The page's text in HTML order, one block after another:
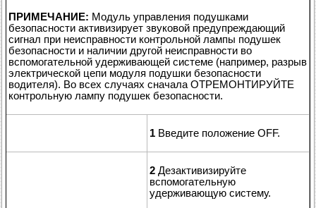
ПРИМЕЧАНИЕ: Модуль управления подушками
безопасности активизирует звуковой предупреждающий
сигнал при неисправности контрольной лампы подушек
безопасности и наличии другой неисправности во
вспомогательной удерживающей системе (например, разрыв
электрической цепи модуля подушки безопасности
водителя). Во всех случаях сначала ОТРЕМОНТИРУЙТЕ
контрольную лампу подушек безопасности.
1 Введите положение OFF.
2 Дезактивизируйте
вспомогательную
удерживающую систему.